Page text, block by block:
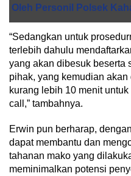
Oleh Personil Polsek
“Sedangkan untuk
terlebih dahulu
yang akan dibesuk beserta
pihak, yang kemudian
kurang lebih 10 menit
call,” tambahnya.
Erwin pun berharap,
dapat membantu dan
tahanan mako yang
meminimalkan potensi